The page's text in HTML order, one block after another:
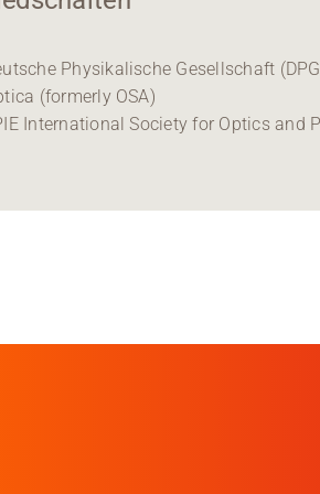
Physikalische Gesellschaft
(formerly OSA)
International Society for Optics and